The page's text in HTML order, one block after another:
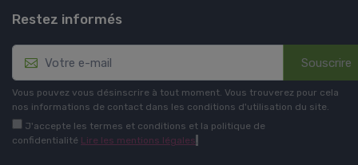
Restez informés
Souscrire
Vous pouvez vous désinscrire à tout moment. Vous trouverez pour cela
nos informations de contact dans les conditions d'utilisation du site.
J'accepte les termes et conditions et la politique de
confidentialité Lire les mentions légales.